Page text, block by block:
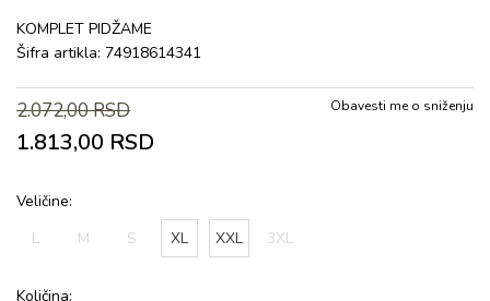
KОMPLЕT PIDŽAMЕ
Šifra artikla: 74918614341
2.072,00RSD
1.813,00 RSD
Obavesti me o sniženju
Veličine:
L
M S XL XXL 3XL
Količina: